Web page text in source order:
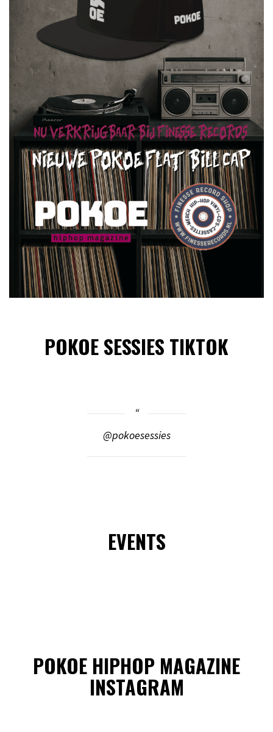
POKOE SESSIES TIKTOK
@pokoesessies
EVENTS
POKOE HIPHOP MAGAZINE
INSTAGRAM